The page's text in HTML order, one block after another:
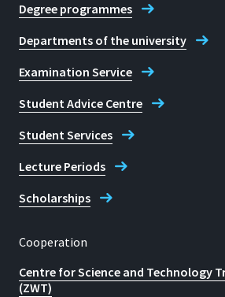
Degree programmes
Departments of the university
Examination Service
Student Advice Centre
Student Services
Lecture Periods
Scholarships
Cooperation
Centre for Science and Technology
(ZWT)